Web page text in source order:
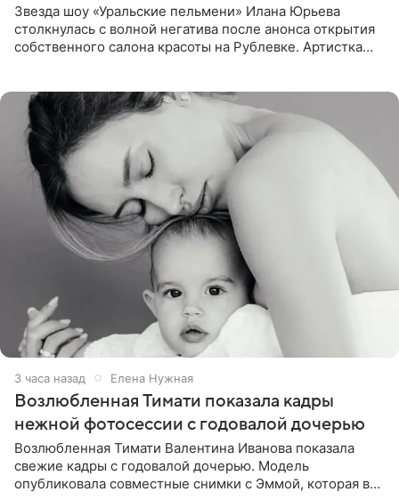
Звезда шоу «Уральские пельмени» Илана Юрьева
столкнулась с волной негатива после анонса открытия
собственного салона красоты на Рублевке. Артистка
3 часа назад Елена Нужная
Возлюбленная Тимати показала кадры
нежной фотосессии с годовалой дочерью
Возлюбленная Тимати Валентина Иванова показала
свежие кадры с годовалой дочерью. Модель
опубликовала совместные снимки с Эммой, которая в